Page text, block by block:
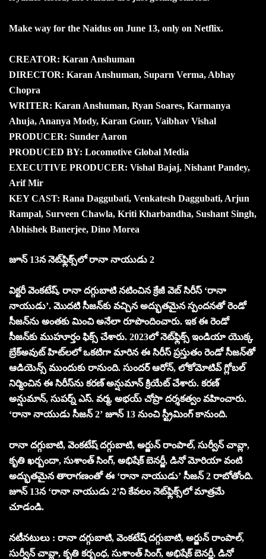
Make way for the Naidus on June 13, only on Netflix.
CREATOR: Karan Anshuman
DIRECTOR: Karan Anshuman, Suparn Verma, Abhay
Chopra
WRITER: Karan Anshuman, Ryan Soares, Karmanya
Ahuja, Ananya Mody, Karan Gour, Vaibhav Vishal
PRODUCER: Sunder Aaron
PRODUCED BY: Locomotive Global Media
EXECUTIVE PRODUCER: Vishal Bajaj, Nishant Pandey,
Arif Mir
KEY CAST: Rana Daggubati, Venkatesh Daggubati, Arjun
Rampal, Surveen Chawla, Kriti Kharbandha, Sushant Singh,
Abhishek Banerjee, Dino Morea
జూన్ 13న నెట్‌ఫ్లిక్స్‌లో రానా నాయుడు 2
విక్టరీ వెంకటేష్, రానా దగ్గుబాటి నటించిన క్రేజీ వెబ్ సిరీస్ ‘రానా
నాయుడు’. మొదటి సీజన్‌కు వచ్చిన అద్భుతమైన స్పందనతో రెండో
సీజన్‌ను అంతకు మించి అనేలా రూపొందించారు. ఇక ఈ రెండో
సీజన్‌కు ముహూర్తం ఫిక్స్ చేశారు. 2023లో నెట్‌ఫ్లిక్స్ ఇండియా యొక్క
బ్రేక్అవుట్ హిట్‌లలో ఒకటిగా మారిన ఈ సిరీస్ ప్రస్తుతం రెండో సీజన్‌తో
ఆడియెన్స్ ముందుకు రానుంది. సుందర్ ఆరోన్, లోకోమోటివ్ గ్లోబల్
నిర్మించిన ఈ సిరీస్‌ను కరణ్ అన్షుమాన్ క్రియేట్ చేశారు. కరణ్
అన్షుమాన్, సుపర్న్ ఎస్. వర్మ, అభయ్ చోప్రా దర్శకత్వం వహించారు.
‘రానా నాయుడు సీజన్ 2’ జూన్ 13 నుంచి స్ట్రీమింగ్ కానుంది.
రానా దగ్గుబాటి, వెంకటేష్ దగ్గుబాటి, అర్జున్ రాంపాల్, సుర్వీన్ చావ్లా,
కృతి ఖర్బందా, సుశాంత్ సింగ్, అభిషేక్ బెనర్జీ, డినో మోరియా వంటి
అద్భుతమైన తారాగణంతో ఈ ‘రానా నాయుడు’ సీజన్ 2 రాబోతోంది.
జూన్ 13న ‘రానా నాయుడు 2’ని కేవలం నెట్‌ఫ్లిక్స్‌లో మాత్రమే
చూడండి.
నటీనటులు : రానా దగ్గుబాటి, వెంకటేష్ దగ్గుబాటి, అర్జున్ రాంపాల్,
సుర్వీన్ చావ్లా, కృతి కర్బంధ, సుశాంత్ సింగ్, అభిషేక్ బెనర్జీ, డినో